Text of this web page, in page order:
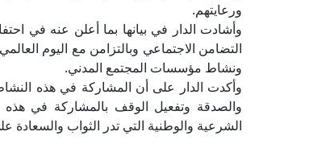
ورعايتهم.
وأشادت الدار في بيانها بما أعلن عنه في
التضامن الاجتماعي وبالتزامن مع اليوم
ونشاط مؤسسات المجتمع المدني.
وأكدت الدار على أن المشاركة في هذه
والصدقة وتفعيل الوقف بالمشاركة في
الشرعية والوطنية التي تدر الثواب والسعادة